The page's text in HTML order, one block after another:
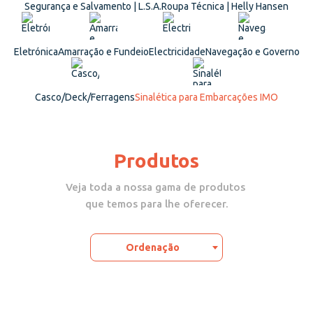
Segurança e Salvamento | L.S.A.Roupa Técnica | Helly Hansen
EletrónicaAmarração e FundeioElectricidadeNavegação e Governo
Casco/Deck/FerragensSinalética para Embarcações IMO
Produtos
Veja toda a nossa gama de produtos
que temos para lhe oferecer.
Ordenação